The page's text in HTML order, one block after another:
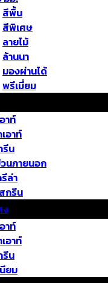
สีพื้น
สีพิเศษ
ลายไม้
ล้านนา
มองผ่านได้
พรีเมี่ยม
าท์
อาท์
รีน
นภายนอก
ล่า
กรีน
าท์
อาท์
รีน
ยม